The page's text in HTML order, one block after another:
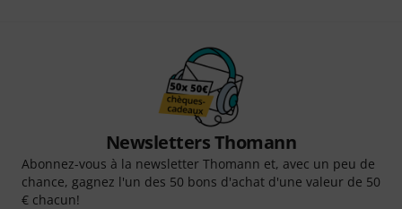
Newsletters Thomann
Abonnez-vous à la newsletter Thomann et, avec un peu de
chance, gagnez l'un des 50 bons d'achat d'une valeur de 50
€ chacun!